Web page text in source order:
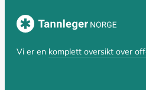
Vi er en komplett oversikt over